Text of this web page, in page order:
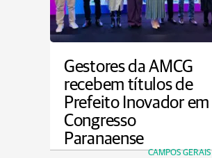
Gestores da AMCG
recebem títulos de
Prefeito Inovador em
Congresso
Paranaense
CAMPOS GERAIS